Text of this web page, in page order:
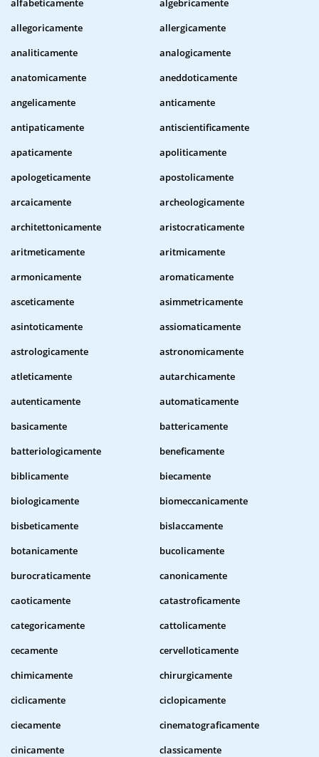
alfabeticamente
algebricamente
allegoricamente
allergicamente
analiticamente
analogicamente
anatomicamente
aneddoticamente
angelicamente
anticamente
antipaticamente
antiscientificamente
apaticamente
apoliticamente
apologeticamente
apostolicamente
arcaicamente
archeologicamente
architettonicamente
aristocraticamente
aritmeticamente
aritmicamente
armonicamente
aromaticamente
asceticamente
asimmetricamente
asintoticamente
assiomaticamente
astrologicamente
astronomicamente
atleticamente
autarchicamente
autenticamente
automaticamente
basicamente
battericamente
batteriologicamente
beneficamente
biblicamente
biecamente
biologicamente
biomeccanicamente
bisbeticamente
bislaccamente
botanicamente
bucolicamente
burocraticamente
canonicamente
caoticamente
catastroficamente
categoricamente
cattolicamente
cecamente
cervelloticamente
chimicamente
chirurgicamente
ciclicamente
ciclopicamente
ciecamente
cinematograficamente
cinicamente
classicamente